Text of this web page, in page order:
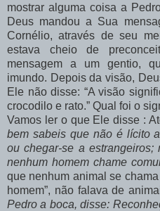
mostrar alguma coisa a
Deus mandou a Sua
Cornélio, através de seu
estava cheio de
mensagem a um gentio,
imundo. Depois da visão,
Ele não disse: “A visão
crocodilo e rato.” Qual foi o
Vamos ler o que Ele disse :
bem sabeis que não é lícito
ou chegar-se a estrangeiros;
nenhum homem chame
que nenhum animal se
homem”, não falava de
Pedro a boca, disse: